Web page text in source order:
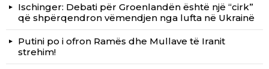
Ischinger: Debati për Groenlandën është një “cirk”
që shpërqendron vëmendjen nga lufta në Ukrainë
Putini po i ofron Ramës dhe Mullave të Iranit
strehim!